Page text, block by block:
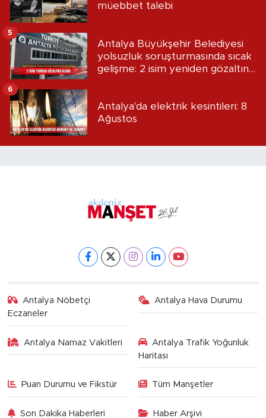
müebbet talebi
Antalya Büyükşehir Belediyesi
yolsuzluk soruşturmasında sıcak
gelişme: 2 isim yeniden gözaltına
5
Antalya'da elektrik kesintileri: 8
Ağustos
6
Antalya Nöbetçi
Eczaneler
Antalya Hava Durumu
Antalya Namaz Vakitleri
Antalya Trafik Yoğunluk
Haritası
Puan Durumu ve Fikstür Tüm Manşetler
Son Dakika Haberleri Haber Arşivi